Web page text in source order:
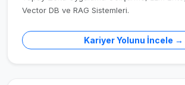
Vector DB ve RAG Sistemleri.
Kariyer Yolunu İncele →